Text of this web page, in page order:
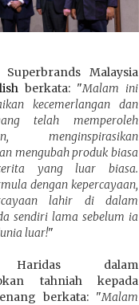
Superbrands Malaysia
berkata: "Malam ini
kecemerlangan dan
telah memperoleh
menginspirasikan
mengubah produk biasa
yang luar biasa.
dengan kepercayaan,
lahir di dalam
sendiri lama sebelum ia
luar!"
dalam
tahniah kepada
berkata: "Malam